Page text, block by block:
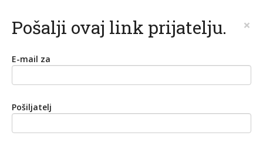
Pošalji ovaj link prijatelju. ×
E-mail za
Pošiljatelj